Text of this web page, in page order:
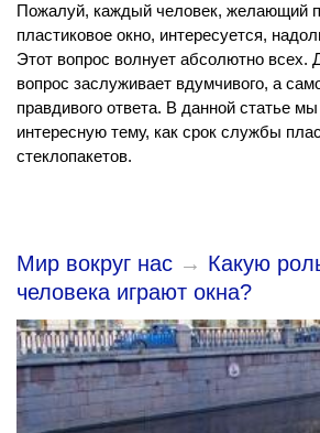
Пожалуй, каждый человек, желающий
пластиковое окно, интересуется,
Этот вопрос волнует абсолютно всех.
вопрос заслуживает вдумчивого, а
правдивого ответа. В данной статье
интересную тему, как срок службы
стеклопакетов.
Мир вокруг нас → Какую
человека играют окна?